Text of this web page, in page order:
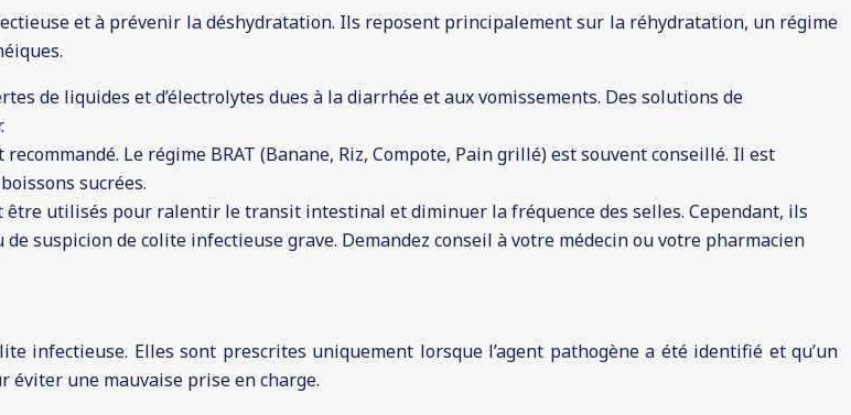
et à prévenir la déshydratation. Ils reposent principalement sur la réhydratation, un régime
de liquides et d’électrolytes dues à la diarrhée et aux vomissements. Des solutions de
Le régime BRAT (Banane, Riz, Compote, Pain grillé) est souvent conseillé. Il est
sucrées.
être utilisés pour ralentir le transit intestinal et diminuer la fréquence des selles. Cependant, ils
suspicion de colite infectieuse grave. Demandez conseil à votre médecin ou votre pharmacien
infectieuse. Elles sont prescrites uniquement lorsque l’agent pathogène a été identifié et qu’un
une mauvaise prise en charge.